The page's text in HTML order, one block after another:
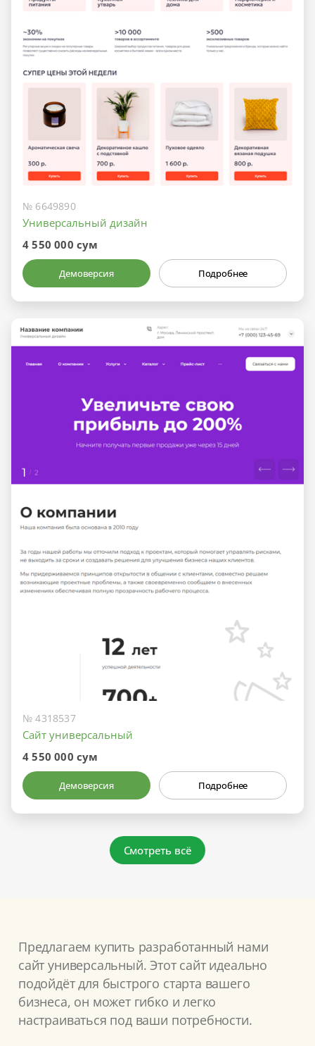
№ 6649890
Универсальный дизайн
4 550 000 сум
Демоверсия Подробнее
№ 4318537
Сайт универсальный
4 550 000 сум
Демоверсия Подробнее
Смотреть всё
Предлагаем купить разработанный нами
сайт универсальный. Этот сайт идеально
подойдёт для быстрого старта вашего
бизнеса, он может гибко и легко
настраиваться под ваши потребности.